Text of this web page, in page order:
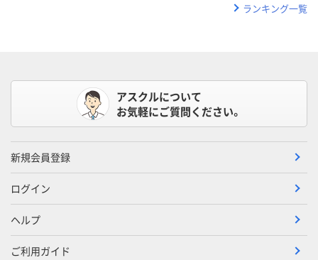
ランキング一覧
アスクルについて
お気軽にご質問ください。
新規会員登録
ログイン
ヘルプ
ご利用ガイド